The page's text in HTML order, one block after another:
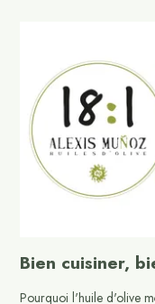
Bien cuisiner,
Pourquoi l'huile d'olive